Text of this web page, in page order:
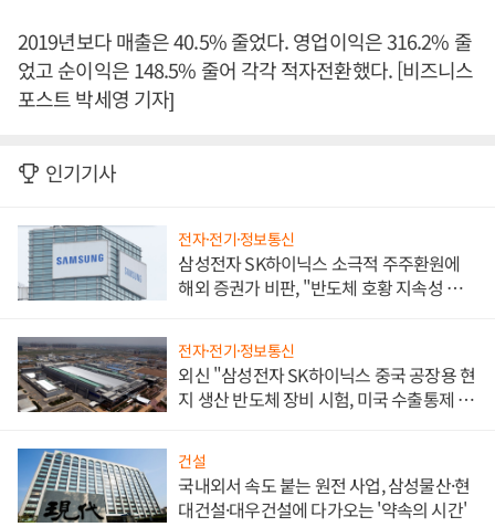
2019년보다 매출은 40.5% 줄었다. 영업이익은 316.2% 줄
었고 순이익은 148.5% 줄어 각각 적자전환했다. [비즈니스
포스트 박세영 기자]
인기기사
전자·전기·정보통신
삼성전자 SK하이닉스 소극적 주주환원에
해외 증권가 비판, "반도체 호황 지속성 의
전자·전기·정보통신
외신 "삼성전자 SK하이닉스 중국 공장용 현
지 생산 반도체 장비 시험, 미국 수출통제 대
건설
국내외서 속도 붙는 원전 사업, 삼성물산·현
대건설·대우건설에 다가오는 '약속의 시간'